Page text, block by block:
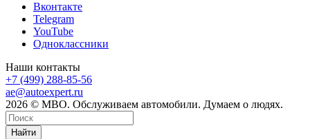
Вконтакте
Telegram
YouTube
Одноклассники
Наши контакты
+7 (499) 288-85-56
ae@autoexpert.ru
2026 © МВО. Обслуживаем автомобили. Думаем о людях.
Найти